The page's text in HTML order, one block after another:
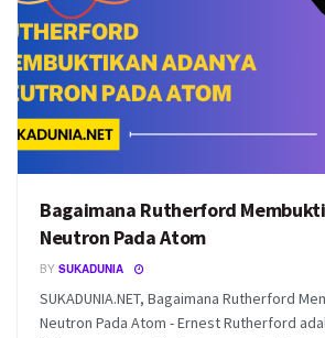
Bagaimana Rutherford
Neutron Pada Atom
BY SUKADUNIA
SUKADUNIA.NET, Bagaimana Rutherford
Neutron Pada Atom - Ernest Rutherford